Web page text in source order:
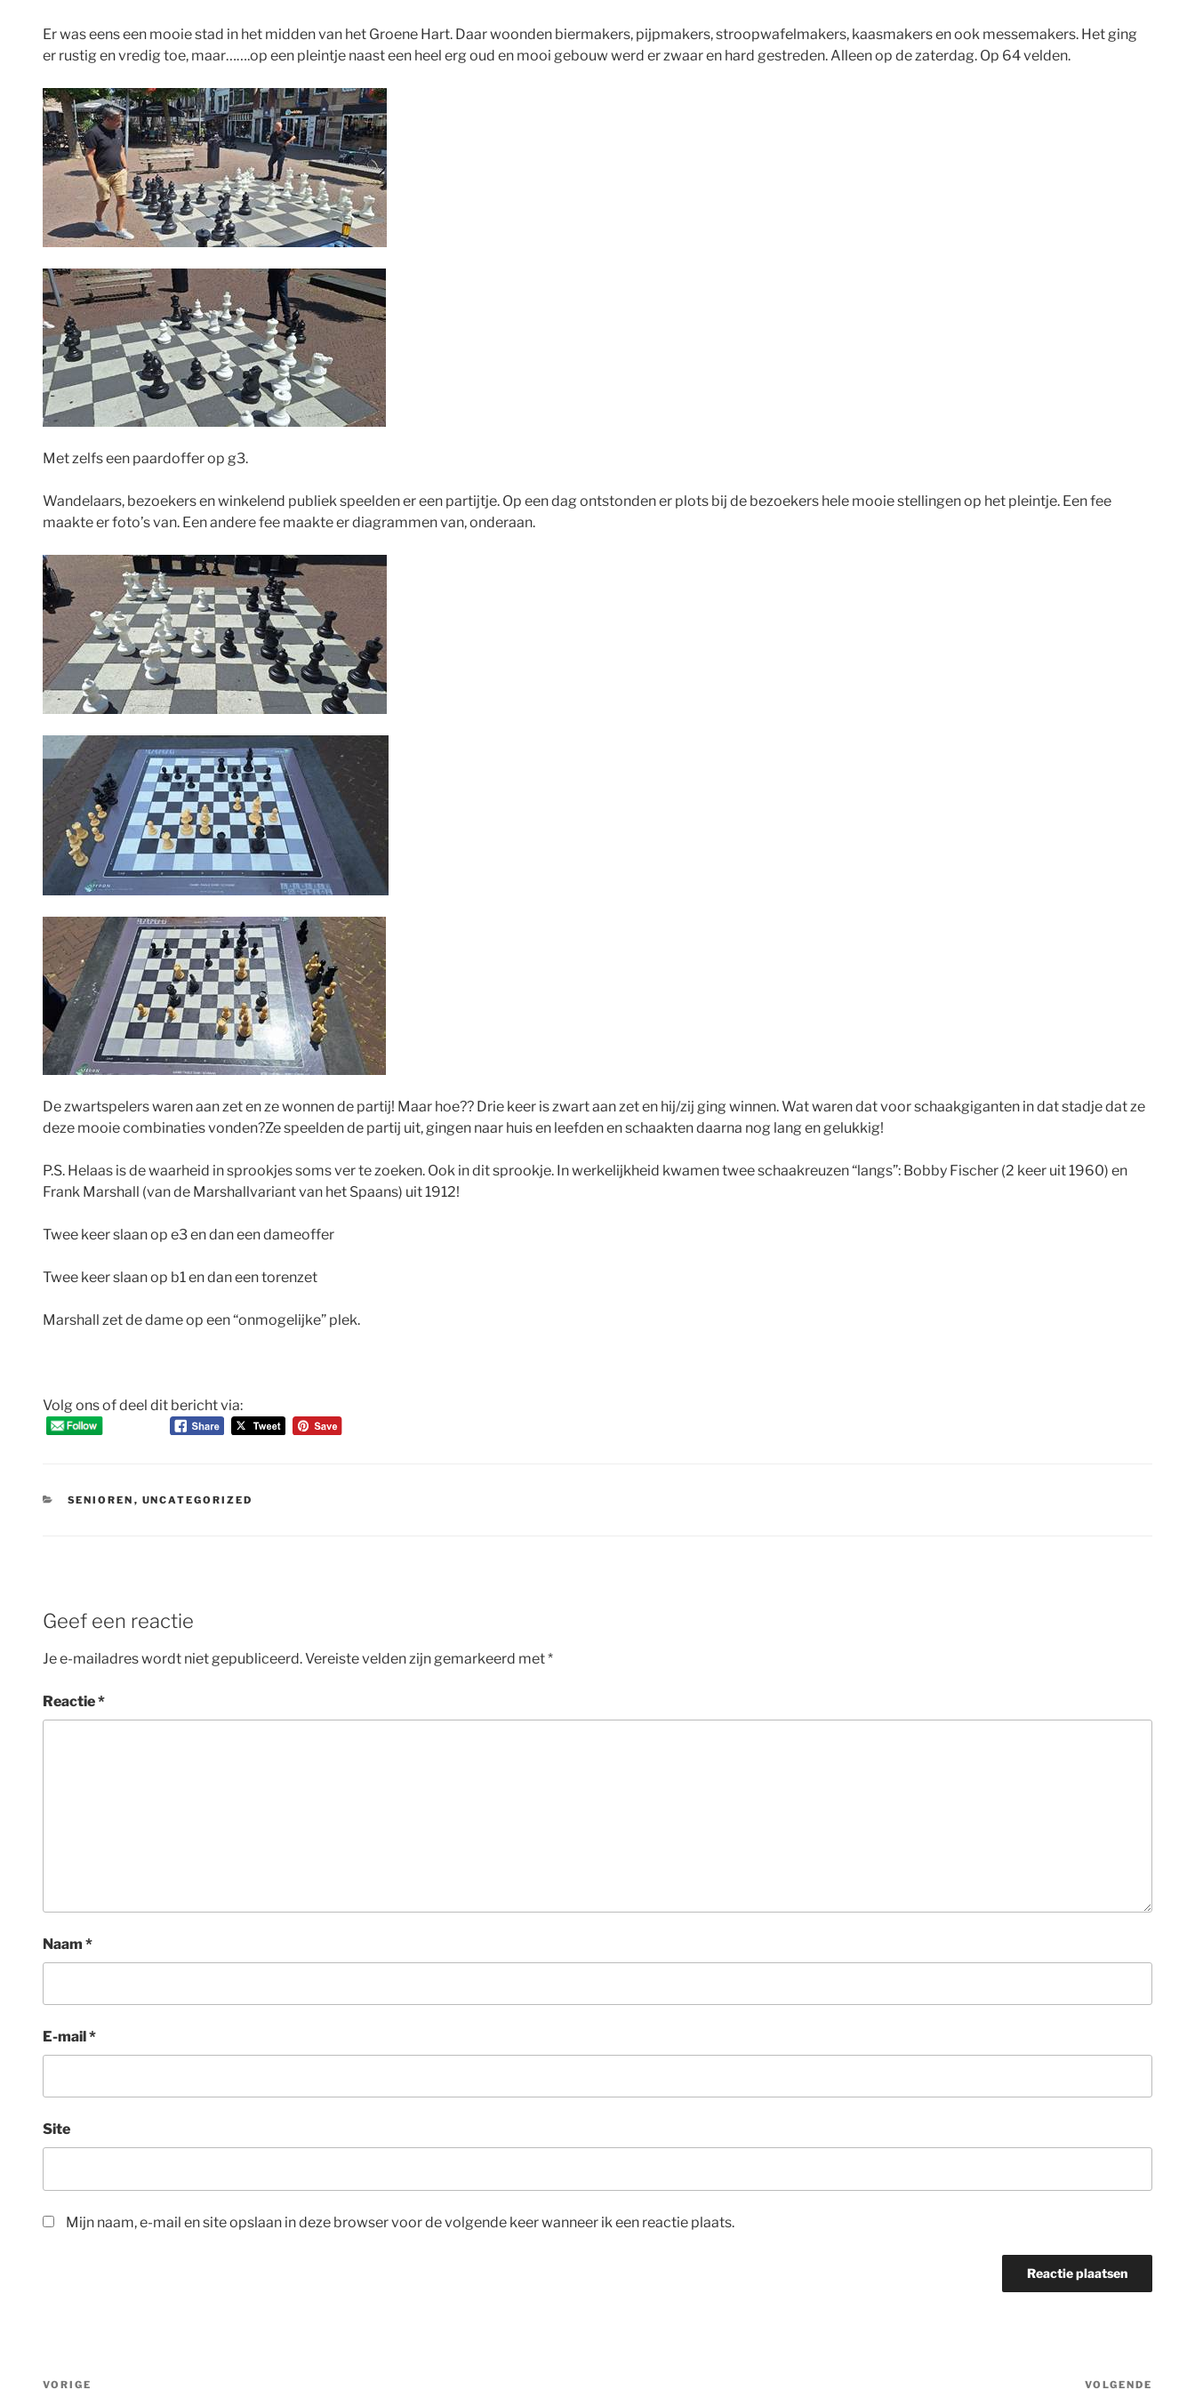
Er was eens een mooie stad in het midden van het Groene Hart. Daar woonden biermakers, pijpmakers, stroopwafelmakers, kaasmakers en ook messemakers. Het ging
er rustig en vredig toe, maar…….op een pleintje naast een heel erg oud en mooi gebouw werd er zwaar en hard gestreden. Alleen op de zaterdag. Op 64 velden.
Met zelfs een paardoffer op g3.
Wandelaars, bezoekers en winkelend publiek speelden er een partijtje. Op een dag ontstonden er plots bij de bezoekers hele mooie stellingen op het pleintje. Een fee
maakte er foto’s van. Een andere fee maakte er diagrammen van, onderaan.
De zwartspelers waren aan zet en ze wonnen de partij! Maar hoe?? Drie keer is zwart aan zet en hij/zij ging winnen. Wat waren dat voor schaakgiganten in dat stadje dat ze
deze mooie combinaties vonden?Ze speelden de partij uit, gingen naar huis en leefden en schaakten daarna nog lang en gelukkig!
P.S. Helaas is de waarheid in sprookjes soms ver te zoeken. Ook in dit sprookje. In werkelijkheid kwamen twee schaakreuzen “langs”: Bobby Fischer (2 keer uit 1960) en
Frank Marshall (van de Marshallvariant van het Spaans) uit 1912!
Twee keer slaan op e3 en dan een dameoffer
Twee keer slaan op b1 en dan een torenzet
Marshall zet de dame op een “onmogelijke” plek.
Volg ons of deel dit bericht via:
CATEGORIEËN
SENIOREN , UNCATEGORIZED
Geef een reactie
Je e-mailadres wordt niet gepubliceerd.Vereiste velden zijn gemarkeerd met*
Reactie*
Naam *
E-mail*
Site
Mijn naam, e-mail en site opslaan in deze browser voor de volgende keer wanneer ik een reactie plaats.
Bericht
VORIGE VOLGENDE